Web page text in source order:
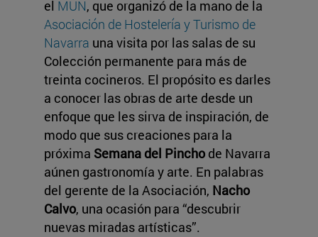
el MUN, que organizó de la mano de la
Asociación de Hostelería y Turismo de
Navarra una visita por las salas de su
Colección permanente para más de
treinta cocineros. El propósito es darles
a conocer las obras de arte desde un
enfoque que les sirva de inspiración, de
modo que sus creaciones para la
próxima Semana del Pincho de Navarra
aúnen gastronomía y arte. En palabras
del gerente de la Asociación, Nacho
Calvo, una ocasión para “descubrir
nuevas miradas artísticas”.